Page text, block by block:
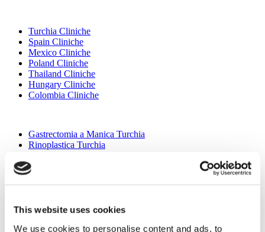
This website uses cookies
We use cookies to personalise content and ads, to
Turchia Cliniche
Spain Cliniche
Mexico Cliniche
Poland Cliniche
Thailand Cliniche
Hungary Cliniche
Colombia Cliniche
Gastrectomia a Manica Turchia
Rinoplastica Turchia
Mastoplastica Riduttiva Turchia
Ginecomastia Turchia
Impianto Dentale Turchia
Corona Dentale Turchia
Chirurgia Bariatrica Turchia